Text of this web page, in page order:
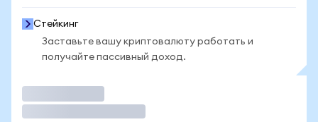
Стейкинг
Заставьте вашу криптовалюту работать и
получайте пассивный доход.